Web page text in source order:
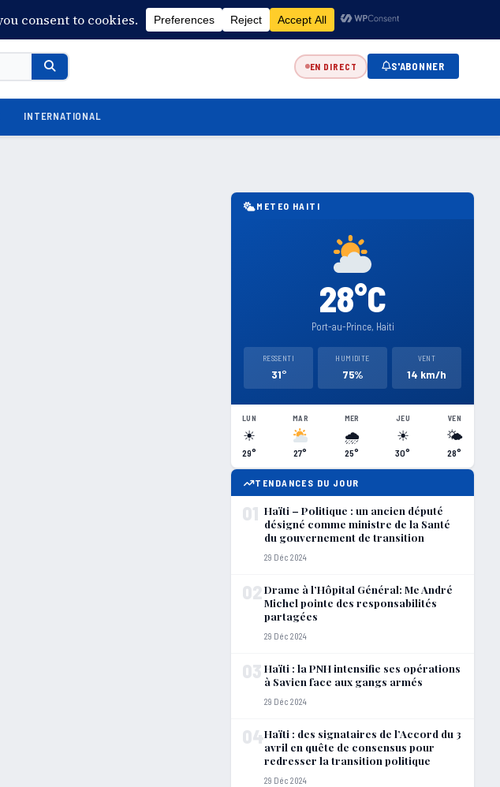
FR EN ES KR
EN DIRECT S'ABONNER
INTERNATIONAL
METEO HAITI
28°C
Port-au-Prince, Haiti
RESSENTI
31°
HUMIDITE
75%
VENT
14 km/h
LUN
☀
29°
MAR
27°
MER
🌧
25°
JEU
☀
30°
VEN
🌤
28°
TENDANCES DU JOUR
01 Haïti – Politique : un ancien député
désigné comme ministre de la Santé
du gouvernement de transition
29 Déc 2024
02Drame à l’Hôpital Général: Me André
Michel pointe des responsabilités
partagées
29 Déc 2024
03 Haïti : la PNH intensifie ses opérations
à Savien face aux gangs armés
29 Déc 2024
04Haïti : des signataires de l’Accord du 3
avril en quête de consensus pour
redresser la transition politique
29 Déc 2024